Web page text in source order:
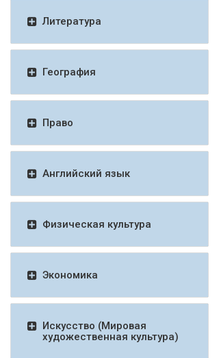
Литература
География
Право
Английский язык
Физическая культура
Экономика
Искусство (Мировая
художественная культура)